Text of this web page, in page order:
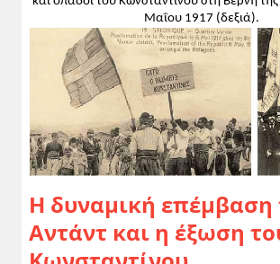
Μαΐου 1917 (δεξιά).
Η δυναμική επέμβαση
Αντάντ και η έξωση